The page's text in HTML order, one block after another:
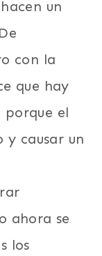
un
con la
que hay
el
y causar un
ahora se
los